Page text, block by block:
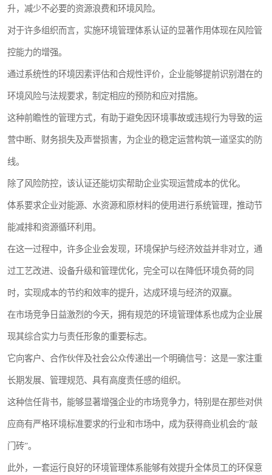
升，减少不必要的资源浪费和环境风险。
对于许多组织而言，实施环境管理体系认证的显著作用体现在风险管
控能力的增强。
通过系统性的环境因素评估和合规性评价，企业能够提前识别潜在的
环境风险与法规要求，制定相应的预防和应对措施。
这种前瞻性的管理方式，有助于避免因环境事故或违规行为导致的运
营中断、财务损失及声誉损害，为企业的稳定运营构筑一道坚实的防
线。
除了风险防控，该认证还能切实帮助企业实现运营成本的优化。
体系要求企业对能源、水资源和原材料的使用进行系统管理，推动节
能减排和资源循环利用。
在这一过程中，许多企业会发现，环境保护与经济效益并非对立，通
过工艺改进、设备升级和管理优化，完全可以在降低环境负荷的同
时，实现成本的节约和效率的提升，达成环境与经济的双赢。
在市场竞争日益激烈的今天，拥有规范的环境管理体系也成为企业展
现其综合实力与责任形象的重要标志。
它向客户、合作伙伴及社会公众传递出一个明确信号：这是一家注重
长期发展、管理规范、具有高度责任感的组织。
这种信任背书，能够显著增强企业的市场竞争力，特别是在那些对供
应商有严格环境标准要求的行业和市场中，成为获得商业机会的“敲
门砖”。
此外，一套运行良好的环境管理体系能够有效提升全体员工的环保意